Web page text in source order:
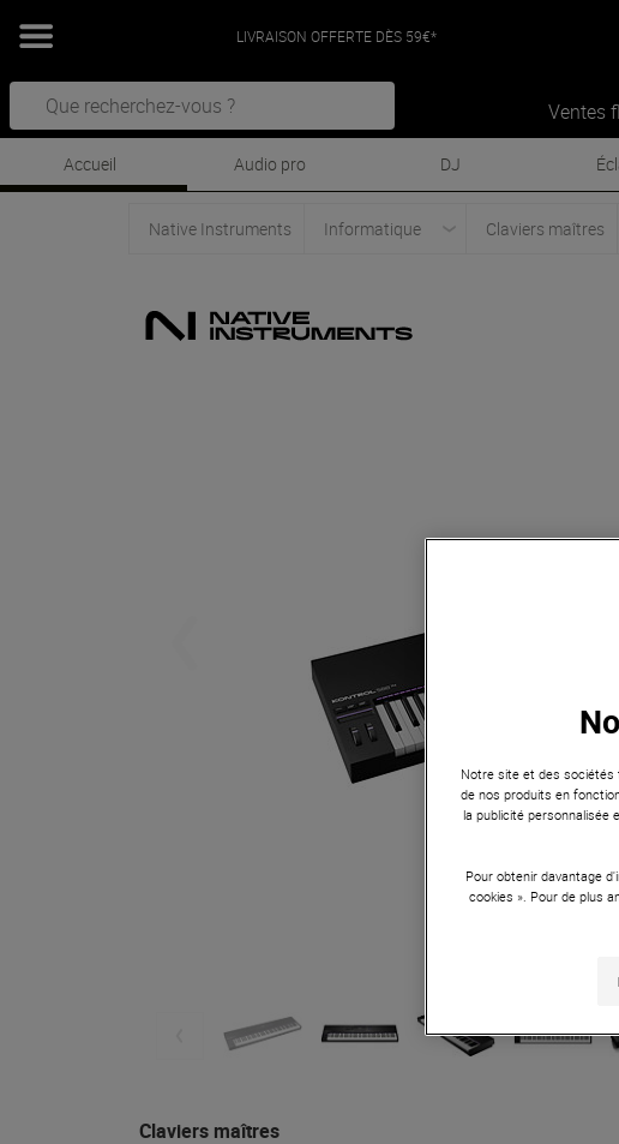
LIVRAISON OFFERTE DÈS 59€*
Ventes
Accueil Audio pro DJ
Native Instruments Informatique Claviers maîtres
Claviers maîtres
Notre site et des sociétés
de nos produits en
la publicité personnalisée
Pour obtenir davantage
cookies ». Pour de plus